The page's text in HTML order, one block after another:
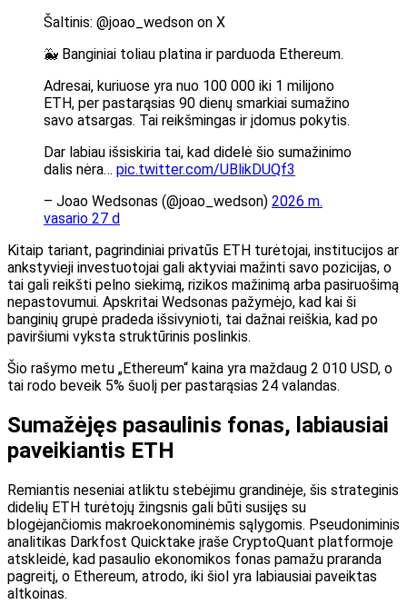
Šaltinis: @joao_wedson on X
🐳 Banginiai toliau platina ir parduoda Ethereum.
Adresai, kuriuose yra nuo 100 000 iki 1 milijono
ETH, per pastarąsias 90 dienų smarkiai sumažino
savo atsargas. Tai reikšmingas ir įdomus pokytis.
Dar labiau išsiskiria tai, kad didelė šio sumažinimo
dalis nėra… pic.twitter.com/UBlikDUQf3
– Joao Wedsonas (@joao_wedson) 2026 m.
vasario 27 d
Kitaip tariant, pagrindiniai privatūs ETH turėtojai, institucijos ar
ankstyvieji investuotojai gali aktyviai mažinti savo pozicijas, o
tai gali reikšti pelno siekimą, rizikos mažinimą arba pasiruošimą
nepastovumui. Apskritai Wedsonas pažymėjo, kad kai ši
banginių grupė pradeda išsivynioti, tai dažnai reiškia, kad po
paviršiumi vyksta struktūrinis poslinkis.
Šio rašymo metu „Ethereum“ kaina yra maždaug 2 010 USD, o
tai rodo beveik 5% šuolį per pastarąsias 24 valandas.
Sumažėjęs pasaulinis fonas, labiausiai
paveikiantis ETH
Remiantis neseniai atliktu stebėjimu grandinėje, šis strateginis
didelių ETH turėtojų žingsnis gali būti susijęs su
blogėjančiomis makroekonominėmis sąlygomis. Pseudoniminis
analitikas Darkfost Quicktake įraše CryptoQuant platformoje
atskleidė, kad pasaulio ekonomikos fonas pamažu praranda
pagreitį, o Ethereum, atrodo, iki šiol yra labiausiai paveiktas
altkoinas.